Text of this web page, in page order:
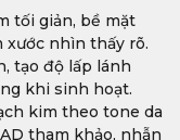
tối giản, bề mặt
xước nhìn thấy rõ.
tạo độ lấp lánh
khi sinh hoạt.
kim theo tone da
tham khảo, nhẫn